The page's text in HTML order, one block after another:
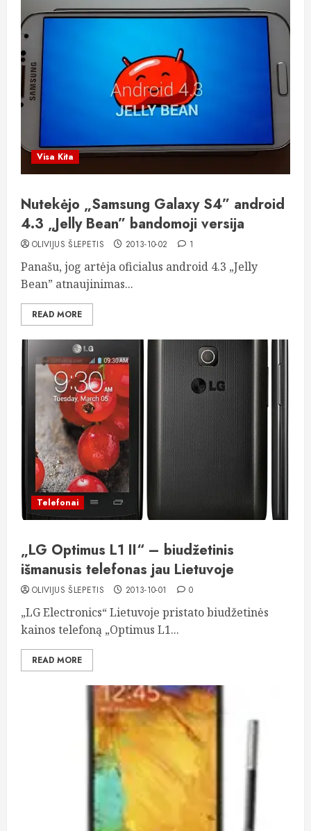
Visa Kita
Nutekėjo „Samsung Galaxy S4” android
4.3 „Jelly Bean” bandomoji versija
OLIVIJUS ŠLEPETIS 2013-10-02 1
Panašu, jog artėja oficialus android 4.3 „Jelly
Bean” atnaujinimas...
READ MORE
Telefonai
„LG Optimus L1 II“ – biudžetinis
išmanusis telefonas jau Lietuvoje
OLIVIJUS ŠLEPETIS 2013-10-01 0
„LG Electronics“ Lietuvoje pristato biudžetinės
kainos telefoną „Optimus L1...
READ MORE